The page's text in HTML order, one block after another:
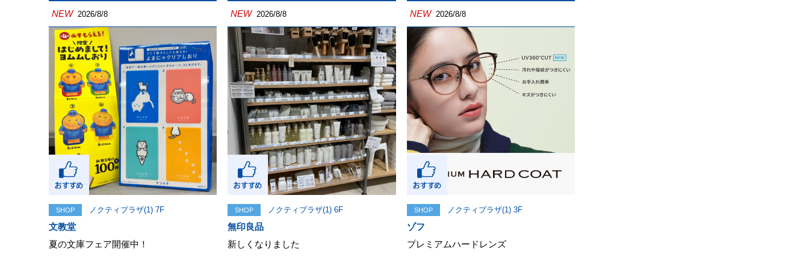
NEW 2026/8/8
SHOP ノクティプラザ(1) 7F
文教堂
夏の文庫フェア開催中！
NEW 2026/8/8
SHOP ノクティプラザ(1) 6F
無印良品
新しくなりました
NEW 2026/8/8
SHOP ノクティプラザ(1) 3F
ゾフ
プレミアムハードレンズ